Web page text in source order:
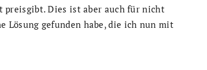
preisgibt. Dies ist aber auch für nicht
Lösung gefunden habe, die ich nun mit